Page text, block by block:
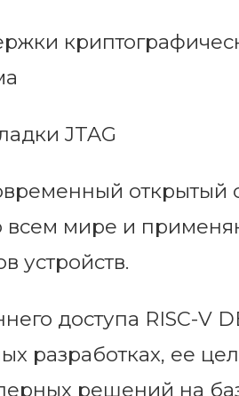
JTAG
открытый
всем мире и
устройств.
доступа RISC-V
разработках, ее
решений на